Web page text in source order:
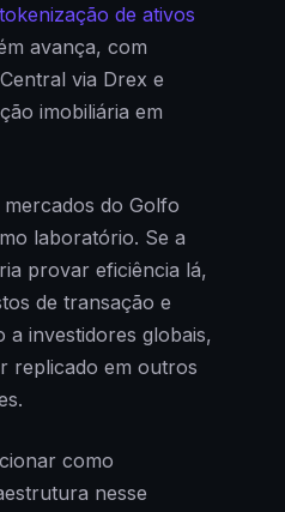
tokenização de ativos
avança, com
via Drex e
imobiliária em
do Golfo
laboratório. Se a
provar eficiência lá,
de transação e
a investidores globais,
replicado em outros
como
nesse